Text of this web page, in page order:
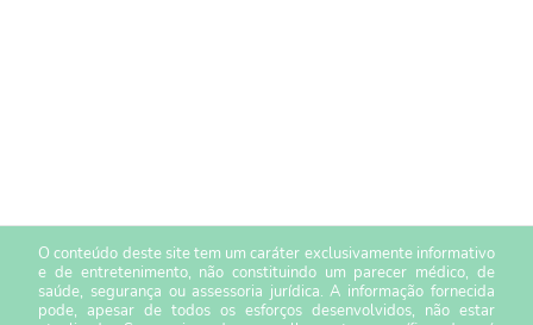
O conteúdo deste site tem um caráter exclusivamente informativo
e de entretenimento, não constituindo um parecer médico, de
saúde, segurança ou assessoria jurídica. A informação fornecida
pode, apesar de todos os esforços desenvolvidos, não estar